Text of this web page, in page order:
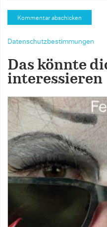
Datenschutzbestimmungen
Das könnte
interessieren